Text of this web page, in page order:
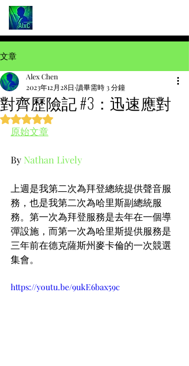
文章
對齊歷險記 #3：迅速應對
Alex Chen
2023年12月28日 讀畢需時 3 分鐘
評等為 NaN（最高為 5 顆星）。
原始文章
By Nathan Lively
上週是我第二次為拜登總統提供聲音服
務，也是我第二次為哈里斯副總統服
務。第一次為拜登服務是去年在一個導
彈設施，而第一次為哈里斯提供服務是
三年前在德克薩斯州麥卡倫的一次競選
集會。
https://youtu.be/9ukE6bax59c